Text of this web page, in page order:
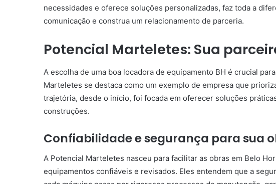
necessidades e oferece soluções personalizadas, faz toda a
comunicação e construa um relacionamento de parceria.
Potencial Marteletes: Sua
A escolha de uma boa locadora de equipamento BH é crucial
Marteletes se destaca como um exemplo de empresa que
trajetória, desde o início, foi focada em oferecer soluções
construções.
Confiabilidade e segurança para sua
A Potencial Marteletes nasceu para facilitar as obras em Belo
equipamentos confiáveis e revisados. Eles entendem que a